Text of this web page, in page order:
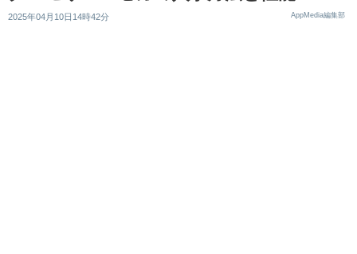
2025年04月10日14時42分 AppMedia編集部